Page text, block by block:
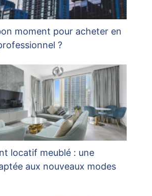
moment pour acheter en
?
locatif meublé : une
aux nouveaux modes